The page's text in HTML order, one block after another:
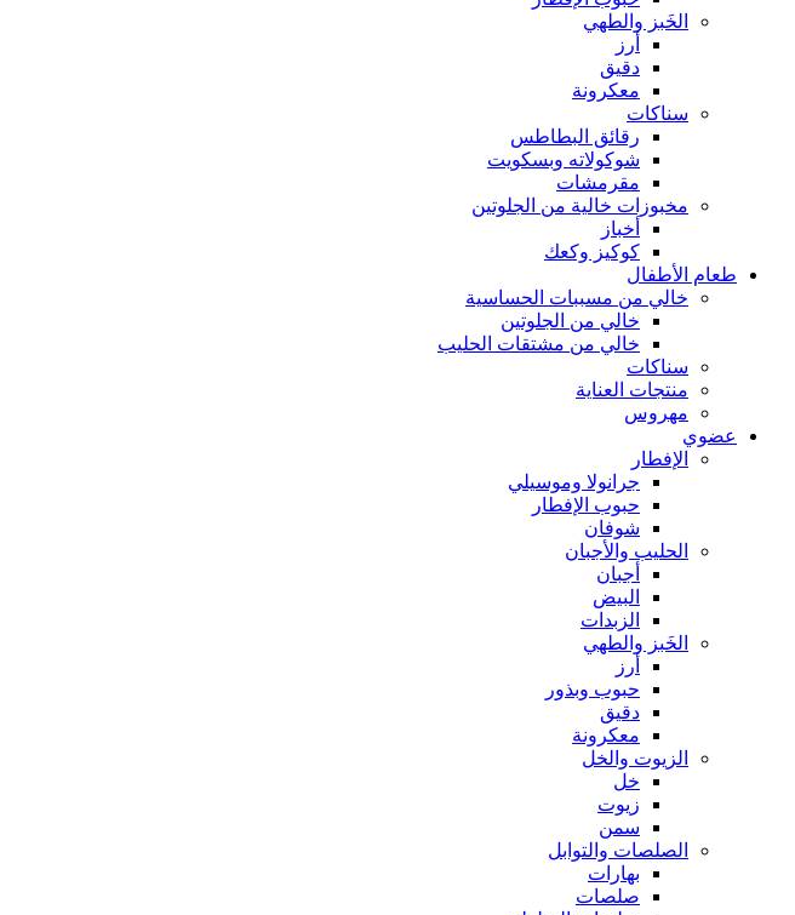
الخَبز والطهي
أرز
دقيق
معكرونة
سناكات
رقائق البطاطس
شوكولاته وبسكويت
مقرمشات
مخبوزات خالية من الجلوتين
أخباز
كوكيز وكعك
طعام الأطفال
خالي من مسببات الحساسية
خالي من الجلوتين
خالي من مشتقات الحليب
سناكات
منتجات العناية
مهروس
عضوي
الإفطار
جرانولا وموسيلي
حبوب الإفطار
شوفان
الحليب والأجبان
أجبان
البيض
الزبدات
الخَبز والطهي
أرز
حبوب وبذور
دقيق
معكرونة
الزيوت والخل
خل
زيوت
سمن
الصلصات والتوابل
بهارات
صلصات